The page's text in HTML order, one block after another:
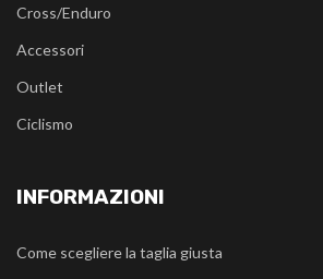
Cross/Enduro
Accessori
Outlet
Ciclismo
INFORMAZIONI
Come scegliere la taglia giusta